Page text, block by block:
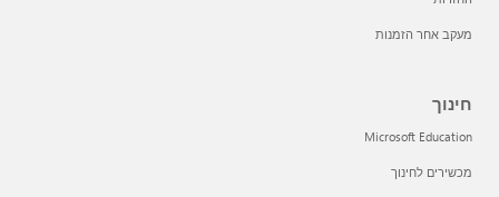
מעקב אחר הזמנות
חינוך
Microsoft Education
מכשירים לחינוך